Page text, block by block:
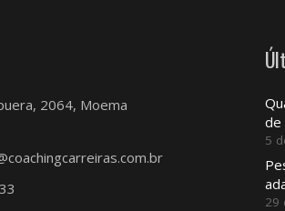
2064, Moema
de
5
29